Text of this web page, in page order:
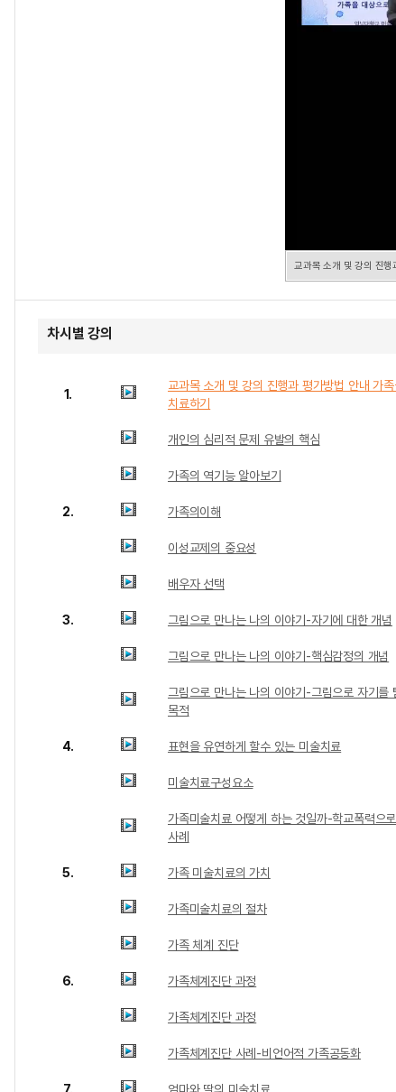
교과목 소개 및 강의 진행
차시별 강의
1.
교과목 소개 및 강의 진행과 평가방법 안내 가
치료하기
개인의 심리적 문제 유발의 핵심
가족의 역기능 알아보기
2. 가족의이해
이성교제의 중요성
배우자 선택
3. 그림으로 만나는 나의 이야기-자기에 대한 개념
그림으로 만나는 나의 이야기-핵심감정의 개념
그림으로 만나는 나의 이야기-그림으로 자기를
목적
4. 표현을 유연하게 할수 있는 미술치료
미술치료구성요소
가족미술치료 어떻게 하는 것일까-학교폭력으
사례
5. 가족 미술치료의 가치
가족미술치료의 절차
가족 체계 진단
6. 가족체계진단 과정
가족체계진단 과정
가족체계진단 사례-비언어적 가족공동화